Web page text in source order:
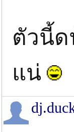
ตัวนี้ด
แน่